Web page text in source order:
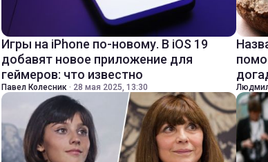
Игры на iPhone по-новому. В iOS 19
добавят новое приложение для
геймеров: что известно
Павел Колесник · 28 мая 2025, 13:30